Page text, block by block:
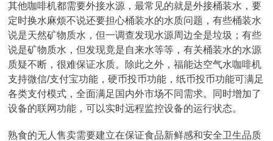
其他咖啡机都需要外接水源，最常见的就是外接桶装水，要
定时换水麻烦不说还要担心桶装水的水质问题，有些桶装水
说是天然矿物质水，但一调查发现水源周边全是垃圾；有些
说是矿物质水，但发现竟是自来水等等，有关桶装水的水源
质疑不断，很难保证水质。除此之外，福能达空气水咖啡机
支持微信/支付宝功能，硬币投币功能，纸币投币功能可满足
各类支付模式，全面满足国内外市场不同需求。同时增加了
设备的联网功能，可以实时远程监控设备的运行状态。
熟食的无人售卖需要建立在保证食品新鲜感和安全卫生品质